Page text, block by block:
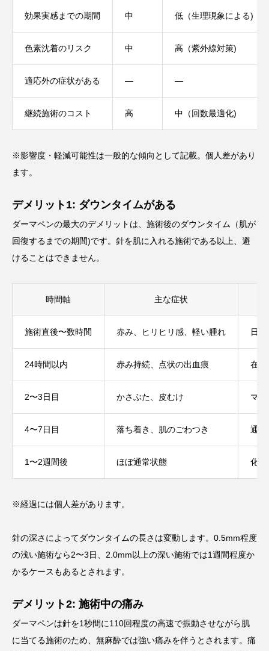
効果実感までの期間 中 低（生理現象による)
色素沈着のリスク 中 高（紫外線対策)
適応外の症状がある — —
継続施術のコスト 高 中（回数最適化)
※影響度・軽減可能性は一般的な傾向として記載。個人差があり
ます。
デメリット1: ダウンタイムがある
ダーマペンの最大のデメリットは、施術後のダウンタイム（肌が
回復するまでの期間)です。針を肌に入れる施術である以上、避
けることはできません。
時間軸 主な症状
施術直後〜数時間 赤み、ヒリヒリ感、軽い腫れ 日
24時間以内 赤み持続、点状の出血痕 在宅
2〜3日目 かさぶた、皮むけ マ
4〜7日目 落ち着き、肌のごわつき 通常
1〜2週間後 ほぼ通常状態 化粧
※経過には個人差があります。
針の深さによってダウンタイムの長さは変動します。0.5mm程度
の浅い施術なら2〜3日、2.0mm以上の深い施術では1週間程度か
かるケースもあるとされます。
デメリット2: 施術中の痛み
ダーマペンは針を1秒間に110回程度の高速で振動させながら肌
に当てる施術のため、無麻酔では強い痛みを伴うとされます。痛